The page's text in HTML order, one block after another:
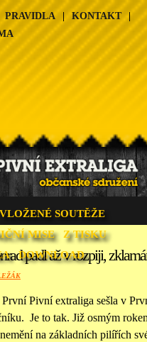
PRAVIDLA | KONTAKT |
VLOŽENÉ SOUTĚŽE
MISE
Z TISKU
DOWNLOAD
padl až v rozpiji,
Pivní extraliga sešla v
Je to tak. Již osmým
na základních pilířích